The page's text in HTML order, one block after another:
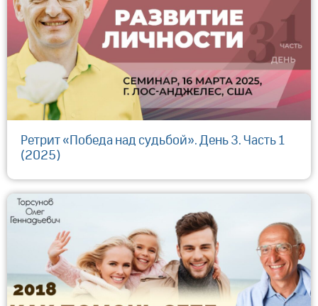
Ретрит «Победа над судьбой». День 3. Часть 1
(2025)